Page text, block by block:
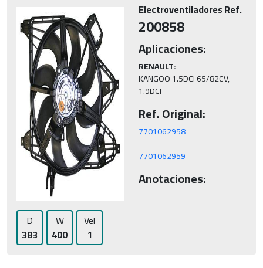
D
383
W
400
Vel
1
Electroventiladores Ref.
200858
Aplicaciones:
RENAULT:
KANGOO 1.5DCI 65/82CV,
1.9DCI
Ref. Original:
7701062959
Anotaciones: